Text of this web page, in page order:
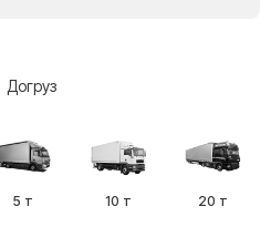
Догруз
5 т 10 т 20 т